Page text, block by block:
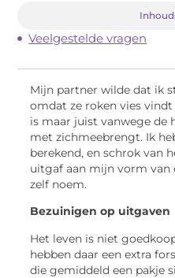
Veelgestelde vragen
Mijn partner wilde dat ik
omdat ze roken vies
is maar juist vanwege de
met zichmeebrengt. Ik
berekend, en schrok van
uitgaf aan mijn vorm van
zelf noem.
Bezuinigen op uitgaven
Het leven is niet
hebben daar een extra
die gemiddeld een pakje